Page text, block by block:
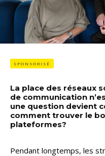
SPONSORISÉ
La place des réseaux
de communication
une question devient
comment trouver le
plateformes?
Pendant longtemps, les